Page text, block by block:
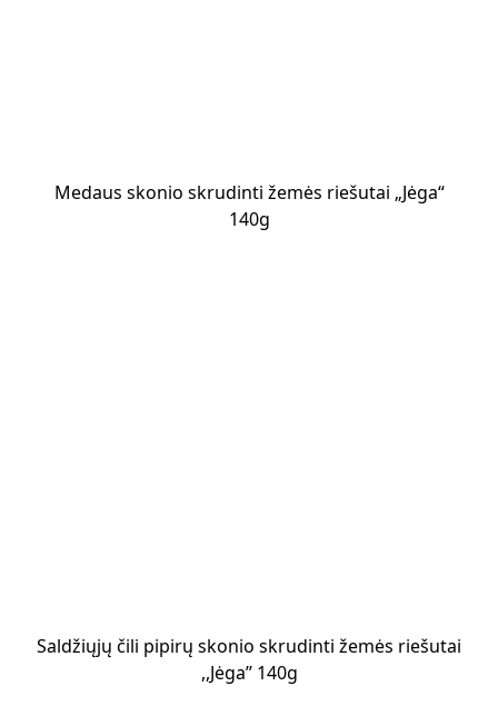
Medaus skonio skrudinti žemės riešutai „Jėga“
140g
Saldžiųjų čili pipirų skonio skrudinti žemės riešutai
,,Jėga’’ 140g